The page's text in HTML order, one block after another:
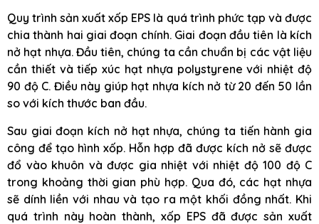
Quy trình sản xuất xốp EPS là quá trình phức tạp và được
chia thành hai giai đoạn chính. Giai đoạn đầu tiên là kích
nở hạt nhựa. Đầu tiên, chúng ta cần chuẩn bị các vật liệu
cần thiết và tiếp xúc hạt nhựa polystyrene với nhiệt độ
90 độ C. Điều này giúp hạt nhựa kích nở từ 20 đến 50 lần
so với kích thước ban đầu.
Sau giai đoạn kích nở hạt nhựa, chúng ta tiến hành gia
công để tạo hình xốp. Hỗn hợp đã được kích nở sẽ được
đổ vào khuôn và được gia nhiệt với nhiệt độ 100 độ C
trong khoảng thời gian phù hợp. Qua đó, các hạt nhựa
sẽ dính liền với nhau và tạo ra một khối đồng nhất. Khi
quá trình này hoàn thành, xốp EPS đã được sản xuất